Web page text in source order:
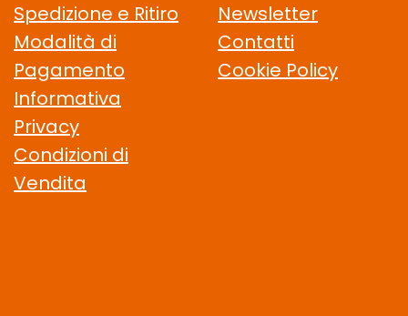
Spedizione e Ritiro
Modalità di
Pagamento
Informativa
Privacy
Condizioni di
Vendita
Newsletter
Contatti
Cookie Policy